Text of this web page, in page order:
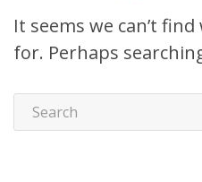
It seems we can’t
for. Perhaps